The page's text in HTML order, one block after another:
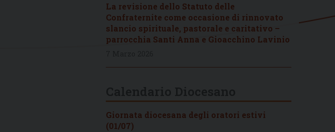
La revisione dello Statuto delle
Confraternite come occasione di rinnovato
slancio spirituale, pastorale e caritativo –
parrocchia Santi Anna e Gioacchino Lavinio
Giornata diocesana degli oratori estivi
(01/07)